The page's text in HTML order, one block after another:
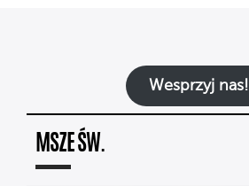
Wesprzyj nas!
MSZE ŚW.